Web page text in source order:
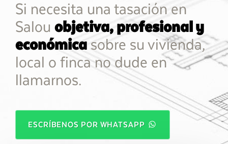
Si necesita una tasación en
Salou objetiva, profesional y
económica sobre su vivienda,
local o finca no dude en
llamarnos.
ESCRÍBENOS POR WHATSAPP